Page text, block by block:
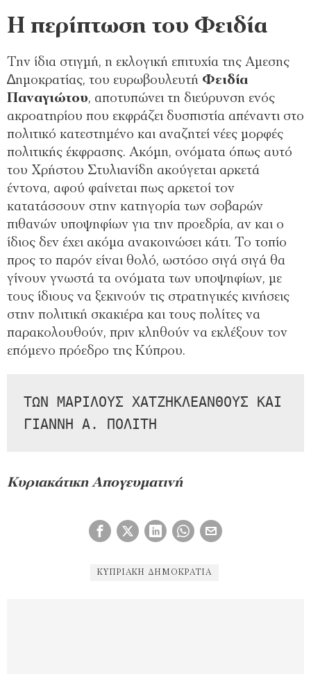
Η περίπτωση του Φειδία
Την ίδια στιγμή, η εκλογική επιτυχία της Αμεσης
∆ημοκρατίας, του ευρωβουλευτή Φειδία
Παναγιώτου, αποτυπώνει τη διεύρυνση ενός
ακροατηρίου που εκφράζει δυσπιστία απέναντι στο
πολιτικό κατεστημένο και αναζητεί νέες μορφές
πολιτικής έκφρασης. Ακόμη, ονόματα όπως αυτό
του Χρήστου Στυλιανίδη ακούγεται αρκετά
έντονα, αφού φαίνεται πως αρκετοί τον
κατατάσσουν στην κατηγορία των σοβαρών
πιθανών υποψηφίων για την προεδρία, αν και ο
ίδιος δεν έχει ακόμα ανακοινώσει κάτι. Το τοπίο
προς το παρόν είναι θολό, ωστόσο σιγά σιγά θα
γίνουν γνωστά τα ονόματα των υποψηφίων, με
τους ίδιους να ξεκινούν τις στρατηγικές κινήσεις
στην πολιτική σκακιέρα και τους πολίτες να
παρακολουθούν, πριν κληθούν να εκλέξουν τον
επόμενο πρόεδρο της Κύπρου.
ΤΩΝ ΜΑΡΙΛΟΥΣ ΧΑΤΖΗΚΛΕΑΝΘΟΥΣ ΚΑΙ
ΓΙΑΝΝΗ Α. ΠΟΛΙΤΗ
Κυριακάτικη Απογευματινή
ΚΥΠΡΙΑΚΉ ΔΗΜΟΚΡΑΤΊΑ